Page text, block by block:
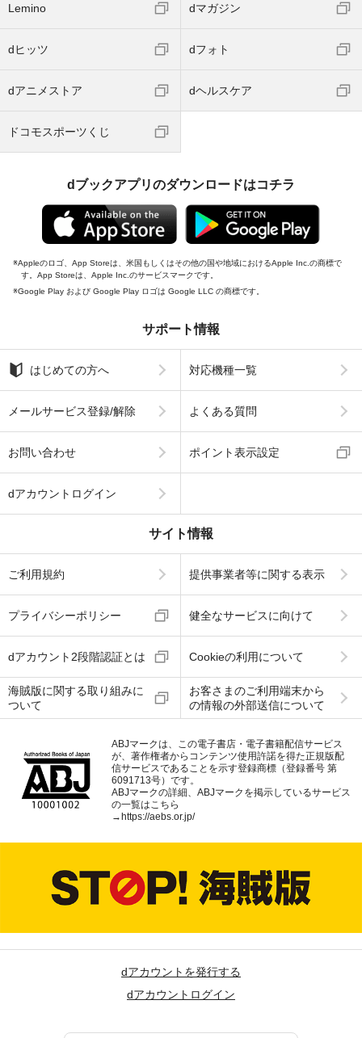
Lemino dマガジン
dヒッツ dフォト
dアニメストア dヘルスケア
ドコモスポーツくじ
dブックアプリのダウンロードはコチラ
Appleのロゴ、App Storeは、米国もしくはその他の国や地域におけるApple Inc.の商標で
す。App Storeは、Apple Inc.のサービスマークです。
Google Play および Google Play ロゴは Google LLC の商標です。
サポート情報
はじめての方へ 対応機種一覧
メールサービス登録/解除 よくある質問
お問い合わせ ポイント表示設定
dアカウントログイン
サイト情報
ご利用規約 提供事業者等に関する表示
プライバシーポリシー 健全なサービスに向けて
dアカウント2段階認証とは Cookieの利用について
海賊版に関する取り組みに
ついて
お客さまのご利用端末から
の情報の外部送信について
ABJマークは、この電子書店・電子書籍配信サービス
が、著作権者からコンテンツ使用許諾を得た正規版配
信サービスであることを示す登録商標（登録番号 第
6091713号）です。
ABJマークの詳細、ABJマークを掲示しているサービス
の一覧はこちら
→https://aebs.or.jp/
dアカウントを発行する
dアカウントログイン